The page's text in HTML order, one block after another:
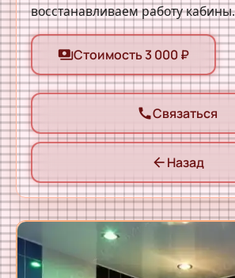
восстанавливаем работу кабины.
paymentsСтоимость 3 000 ₽
callСвязаться
arrow_back Назад